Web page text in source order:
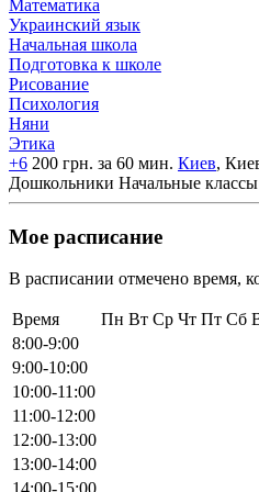
Математика
Украинский язык
Начальная школа
Подготовка к школе
Рисование
Психология
Няни
Этика
+6 200 грн. за 60 мин. Киев,
Дошкольники Начальные
Мое расписание
В расписании отмечено время,
Время Пн Вт Ср Чт Пт Сб
8:00-9:00
9:00-10:00
10:00-11:00
11:00-12:00
12:00-13:00
13:00-14:00